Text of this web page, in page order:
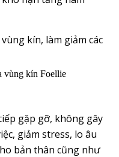
kín, làm giảm các
gặp gỡ, không gây
giảm stress, lo âu
bản thân cũng như